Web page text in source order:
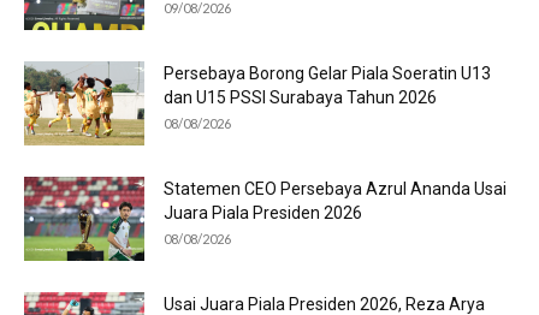
09/08/2026
Persebaya Borong Gelar Piala Soeratin U13
dan U15 PSSI Surabaya Tahun 2026
08/08/2026
Statemen CEO Persebaya Azrul Ananda Usai
Juara Piala Presiden 2026
08/08/2026
Usai Juara Piala Presiden 2026, Reza Arya